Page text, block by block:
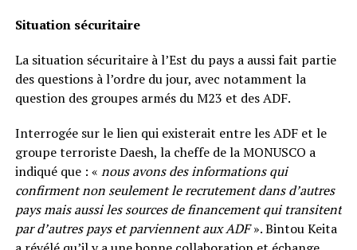
Situation sécuritaire
La situation sécuritaire à l’Est du pays a aussi fait partie
des questions à l’ordre du jour, avec notamment la
question des groupes armés du M23 et des ADF.
Interrogée sur le lien qui existerait entre les ADF et le
groupe terroriste Daesh, la cheffe de la MONUSCO a
indiqué que : « nous avons des informations qui
confirment non seulement le recrutement dans d’autres
pays mais aussi les sources de financement qui transitent
par d’autres pays et parviennent aux ADF». Bintou Keita